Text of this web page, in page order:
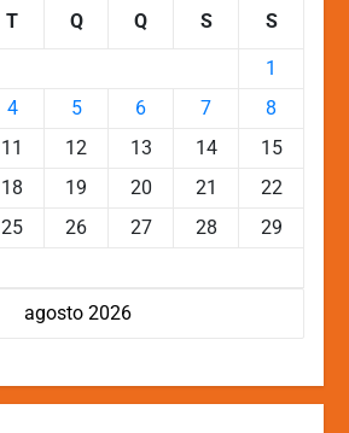
agosto 2026
T Q Q S S
1
4 5 6 7
8
11 12 13 14
15
18 19 20 21
22
25 26 27 28
29